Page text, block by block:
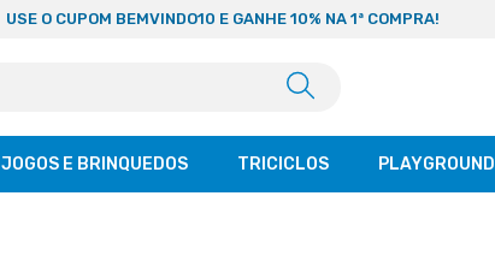
USE O CUPOM BEMVINDO10 E GANHE 10% NA 1ª COMPRA!
JOGOS E BRINQUEDOS TRICICLOS PLAYGROUND